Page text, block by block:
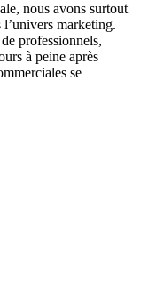
nous avons surtout
marketing.
professionnels,
à peine après
se